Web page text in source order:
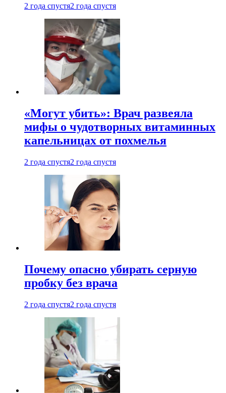
2 года спустя2 года спустя
«Могут убить»: Врач развеяла
мифы о чудотворных витаминных
капельницах от похмелья
2 года спустя2 года спустя
Почему опасно убирать серную
пробку без врача
2 года спустя2 года спустя